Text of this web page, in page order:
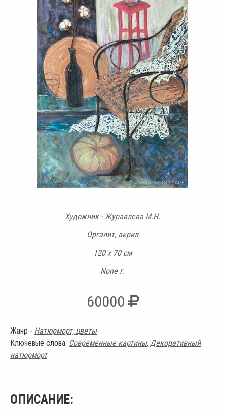
Художник -Журавлева М.Н.
Оргалит, акрил
120 х 70 см
None г.
60000
Жанр - Натюрморт, цветы
Ключевые слова: Современные картины, Декоративный
натюрморт
ОПИСАНИЕ: